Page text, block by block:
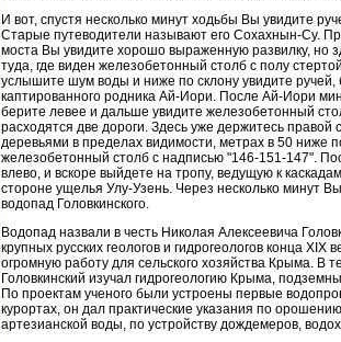
И вот, спустя несколько минут ходьбы Вы увидите
Старые путеводители называют его Сохахнын-Су.
моста Вы увидите хорошо выраженную развилку, но
туда, где виден железобетонный столб с полу
услышите шум воды и ниже по склону увидите
каптированного родника Ай-Иори. После Ай-Иори
берите левее и дальше увидите железобетонный
расходятся две дороги. Здесь уже держитесь правой
деревьями в пределах видимости, метрах в 50 ниже
железобетонный столб с надписью "146-151-147".
влево, и вскоре выйдете на тропу, ведущую к
стороне ущелья Улу-Узень. Через несколько минут
водопад Головкинского.
Водопад назвали в честь Николая Алексеевича
крупных русских геологов и гидрогеологов конца XIX
огромную работу для сельского хозяйства Крыма. В
Головкинский изучал гидрогеологию Крыма,
По проектам ученого были устроены первые
курортах, он дал практические указания по
артезианской воды, по устройству дождемеров,